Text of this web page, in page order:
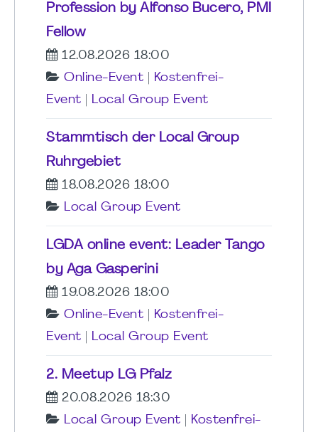
Profession by Alfonso Bucero, PMI
Fellow
12.08.2026 18:00
Online-Event
Kostenfrei-
Event
Local Group Event
Stammtisch der Local Group
Ruhrgebiet
18.08.2026 18:00
Local Group Event
LGDA online event: Leader Tango
by Aga Gasperini
19.08.2026 18:00
Online-Event
Kostenfrei-
Event
Local Group Event
2. Meetup LG Pfalz
20.08.2026 18:30
Local Group Event
Kostenfrei-